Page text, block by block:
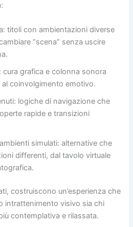
titoli con ambientazioni diverse
“scena” senza uscire
cura grafica e colonna sonora
coinvolgimento emotivo.
logiche di navigazione che
rapide e transizioni
simulati: alternative che
differenti, dal tavolo virtuale
costruiscono un’esperienza che
intrattenimento visivo sia chi
contemplativa e rilassata.